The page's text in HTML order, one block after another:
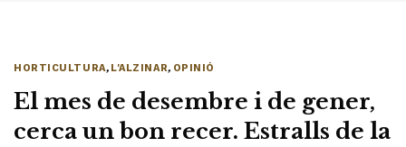
HORTICULTURA, L'ALZINAR, OPINIÓ
El mes de desembre i de gener,
cerca un bon recer. Estralls de la